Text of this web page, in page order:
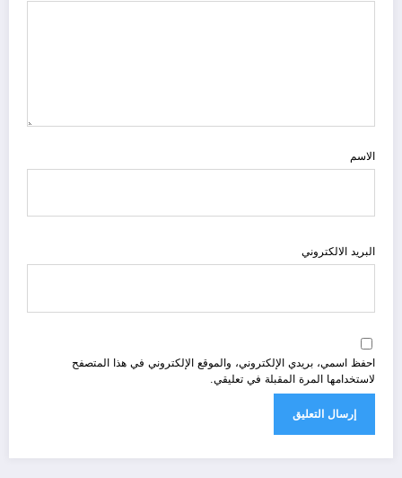
الاسم
البريد الالكتروني
احفظ اسمي، بريدي الإلكتروني، والموقع الإلكتروني في هذا المتصفح
لاستخدامها المرة المقبلة في تعليقي.